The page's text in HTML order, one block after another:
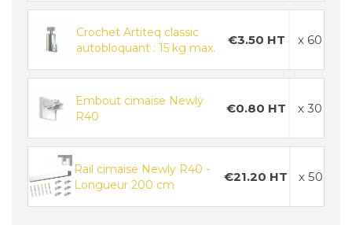
Crochet Artiteq classic
autobloquant : 15 kg max.
€3.50 HT x 60
Embout cimaise Newly
R40
€0.80 HT x 30
Rail cimaise Newly R40 -
Longueur 200 cm
€21.20 HT x 50